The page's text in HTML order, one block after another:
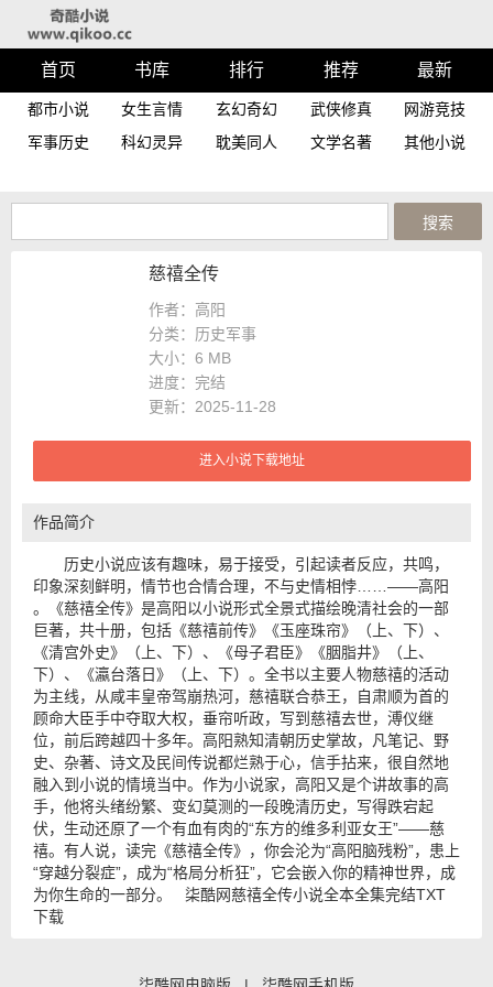
首页 书库 排行 推荐 最新
都市小说 女生言情 玄幻奇幻 武侠修真
网游竞技
军事历史
科幻灵异 耽美同人 文学名著 其他小说
慈禧全传
作者：高阳
分类：历史军事
大小： 6 MB
进度： 完结
更新：2025-11-28
进入小说下载地址
作品简介
历史小说应该有趣味，易于接受，引起读者反应，共鸣，
印象深刻鲜明，情节也合情合理，不与史情相悖……——高阳
。《慈禧全传》是高阳以小说形式全景式描绘晚清社会的一部
巨著，共十册，包括《慈禧前传》《玉座珠帘》（上、下）、
《清宫外史》（上、下）、《母子君臣》《胭脂井》（上、
下）、《瀛台落日》（上、下）。全书以主要人物慈禧的活动
为主线，从咸丰皇帝驾崩热河，慈禧联合恭王，自肃顺为首的
顾命大臣手中夺取大权，垂帘听政，写到慈禧去世，溥仪继
位，前后跨越四十多年。高阳熟知清朝历史掌故，凡笔记、野
史、杂著、诗文及民间传说都烂熟于心，信手拈来，很自然地
融入到小说的情境当中。作为小说家，高阳又是个讲故事的高
手，他将头绪纷繁、变幻莫测的一段晚清历史，写得跌宕起
伏，生动还原了一个有血有肉的“东方的维多利亚女王”——慈
禧。有人说，读完《慈禧全传》，你会沦为“高阳脑残粉”，患上
“穿越分裂症”，成为“格局分析狂”，它会嵌入你的精神世界，成
为你生命的一部分。 柒酷网慈禧全传小说全本全集完结TXT
下载